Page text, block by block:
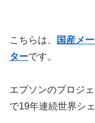
こちらは、
国産メ
ターです。
エプソンのプロジ
で19年連続世界シ